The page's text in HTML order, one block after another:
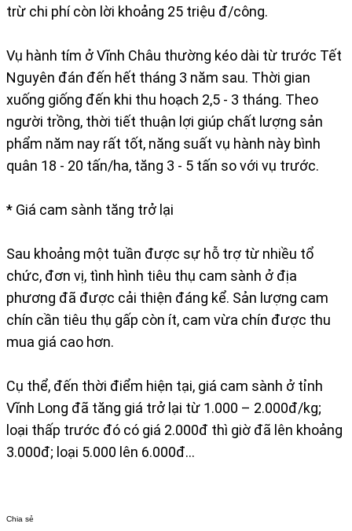
trừ chi phí còn lời khoảng 25 triệu đ/công.
Vụ hành tím ở Vĩnh Châu thường kéo dài từ trước Tết
Nguyên đán đến hết tháng 3 năm sau. Thời gian
xuống giống đến khi thu hoạch 2,5 - 3 tháng. Theo
người trồng, thời tiết thuận lợi giúp chất lượng sản
phẩm năm nay rất tốt, năng suất vụ hành này bình
quân 18 - 20 tấn/ha, tăng 3 - 5 tấn so với vụ trước.
* Giá cam sành tăng trở lại
Sau khoảng một tuần được sự hỗ trợ từ nhiều tổ
chức, đơn vị, tình hình tiêu thụ cam sành ở địa
phương đã được cải thiện đáng kể. Sản lượng cam
chín cần tiêu thụ gấp còn ít, cam vừa chín được thu
mua giá cao hơn.
Cụ thể, đến thời điểm hiện tại, giá cam sành ở tỉnh
Vĩnh Long đã tăng giá trở lại từ 1.000 – 2.000đ/kg;
loại thấp trước đó có giá 2.000đ thì giờ đã lên khoảng
3.000đ; loại 5.000 lên 6.000đ…​
Chia sẻ